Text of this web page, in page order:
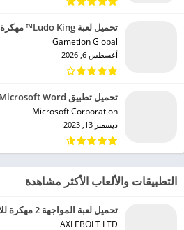
تحميل لعبة Ludo King™ مهكرة للاندرويد 2024
Gametion Global‏
أغسطس 6, 2026
تحميل تطبيق Microsoft Word مهكر للاندرويد 2024
Microsoft Corporation‏
ديسمبر 13, 2023
التطبيقات والألعاب الأكثر مشاهدة
تحميل لعبة المواجهة 2 مهكرة للاندرويد 2024
AXLEBOLT LTD‏